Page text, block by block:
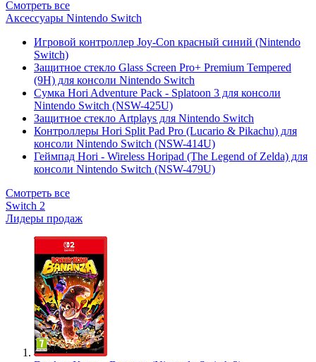
Смотреть все
Аксессуары Nintendo Switch
Игровой контроллер Joy-Con красный синий (Nintendo
Switch)
Защитное стекло Glass Screen Pro+ Premium Tempered
(9H) для консоли Nintendo Switch
Сумка Hori Adventure Pack - Splatoon 3 для консоли
Nintendo Switch (NSW-425U)
Защитное стекло Artplays для Nintendo Switch
Контроллеры Hori Split Pad Pro (Lucario & Pikachu) для
консоли Nintendo Switch (NSW-414U)
Геймпад Hori - Wireless Horipad (The Legend of Zelda) для
консоли Nintendo Switch (NSW-479U)
Смотреть все
Switch 2
Лидеры продаж